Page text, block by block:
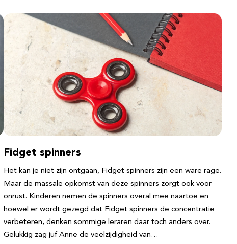
Fidget spinners
Het kan je niet zijn ontgaan, Fidget spinners zijn een ware rage.
Maar de massale opkomst van deze spinners zorgt ook voor
onrust. Kinderen nemen de spinners overal mee naartoe en
hoewel er wordt gezegd dat Fidget spinners de concentratie
verbeteren, denken sommige leraren daar toch anders over.
Gelukkig zag juf Anne de veelzijdigheid van…